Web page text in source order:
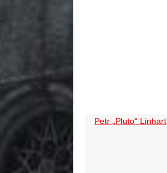
Petr „Pluto“ Linhart